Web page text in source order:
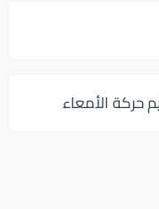
حركة الأمعاء